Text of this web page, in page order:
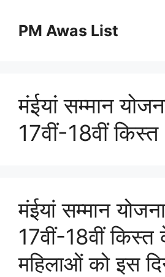
PM Awas List
मंईयां सम्मान
17वीं-18वीं किस्त
मंईयां सम्मान योजना
17वीं-18वीं
महिलाओं को इस